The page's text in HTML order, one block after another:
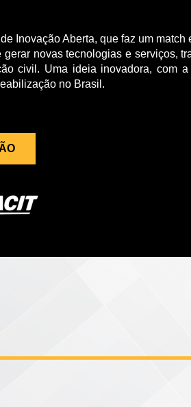
Inovação Aberta, que faz um match
novas tecnologias e serviços,
civil. Uma ideia inovadora, com
no Brasil.